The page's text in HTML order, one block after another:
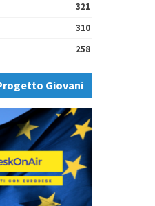
321
310
258
Giovani